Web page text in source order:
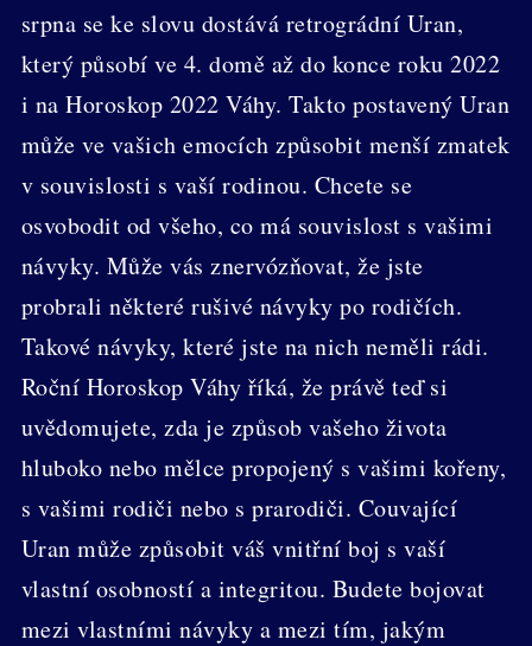
srpna se ke slovu dostává retrográdní Uran,
který působí ve 4. domě až do konce roku 2022
i na Horoskop 2022 Váhy. Takto postavený Uran
může ve vašich emocích způsobit menší zmatek
v souvislosti s vaší rodinou. Chcete se
osvobodit od všeho, co má souvislost s vašimi
návyky. Může vás znervózňovat, že jste
probrali některé rušivé návyky po rodičích.
Takové návyky, které jste na nich neměli rádi.
Roční Horoskop Váhy říká, že právě teď si
uvědomujete, zda je způsob vašeho života
hluboko nebo mělce propojený s vašimi kořeny,
s vašimi rodiči nebo s prarodiči. Couvající
Uran může způsobit váš vnitřní boj s vaší
vlastní osobností a integritou. Budete bojovat
mezi vlastními návyky a mezi tím, jakým